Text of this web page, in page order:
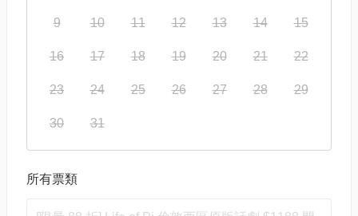
9 10 11 12 13 14 15
16 17 18 19 20 21 22
23 24 25 26 27 28 29
30 31
所有票類